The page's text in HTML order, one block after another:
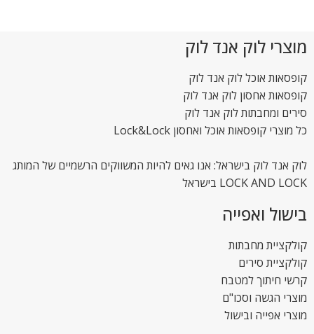
מוצרי לוק אנד לוק
קופסאות אוכל לוק אנד לוק
קופסאות אחסון לוק אנד לוק
סירים ומחבתות לוק אנד לוק
כל מוצרי קופסאות אוכל ואחסון Lock&Lock
לוק אנד לוק בישראל: אנו גאים להיות המשווקים הרשמיים של המותג
LOCK AND LOCK בישראל
בישול ואפייה
קולקציית מחבתות
קולקציית סירים
קרשי חיתוך למטבח
מוצרי הגשה וסכו"ם
מוצרי אפייה ובישול